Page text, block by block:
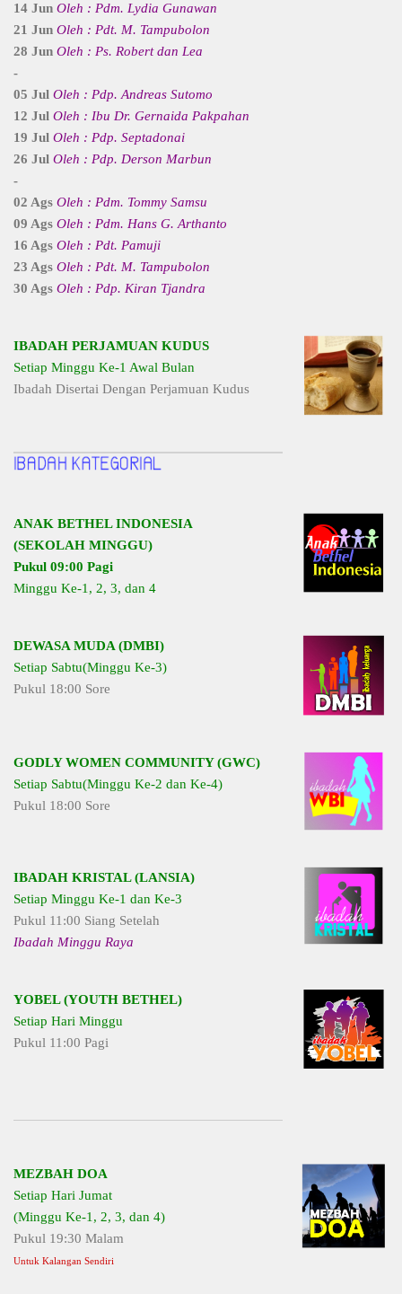
14 Jun Oleh : Pdm. Lydia Gunawan
21 Jun Oleh : Pdt. M. Tampubolon
28 Jun Oleh : Ps. Robert dan Lea
-
05 Jul Oleh : Pdp. Andreas Sutomo
12 Jul Oleh : Ibu Dr. Gernaida Pakpahan
19 Jul Oleh : Pdp. Septadonai
26 Jul Oleh : Pdp. Derson Marbun
-
02 Ags Oleh : Pdm. Tommy Samsu
09 Ags Oleh : Pdm. Hans G. Arthanto
16 Ags Oleh : Pdt. Pamuji
23 Ags Oleh : Pdt. M. Tampubolon
30 Ags Oleh : Pdp. Kiran Tjandra
IBADAH PERJAMUAN KUDUS
Setiap Minggu Ke-1 Awal Bulan
Ibadah Disertai Dengan Perjamuan Kudus
ANAK BETHEL INDONESIA
(SEKOLAH MINGGU)
Pukul 09:00 Pagi
Minggu Ke-1, 2, 3, dan 4
DEWASA MUDA (DMBI)
Setiap Sabtu(Minggu Ke-3)
Pukul 18:00 Sore
GODLY WOMEN COMMUNITY (GWC)
Setiap Sabtu(Minggu Ke-2 dan Ke-4)
Pukul 18:00 Sore
IBADAH KRISTAL (LANSIA)
Setiap Minggu Ke-1 dan Ke-3
Pukul 11:00 Siang Setelah
Ibadah Minggu Raya
YOBEL (YOUTH BETHEL)
Setiap Hari Minggu
Pukul 11:00 Pagi
MEZBAH DOA
Setiap Hari Jumat
(Minggu Ke-1, 2, 3, dan 4)
Pukul 19:30 Malam
Untuk Kalangan Sendiri